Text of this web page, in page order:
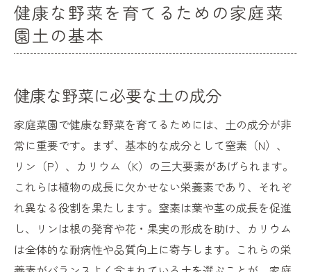
健康な野菜を育てるための家庭菜
園土の基本
健康な野菜に必要な土の成分
家庭菜園で健康な野菜を育てるためには、土の成分が非
常に重要です。まず、基本的な成分として窒素（N）、
リン（P）、カリウム（K）の三大要素があげられます。
これらは植物の成長に欠かせない栄養素であり、それぞ
れ異なる役割を果たします。窒素は葉や茎の成長を促進
し、リンは根の発育や花・果実の形成を助け、カリウム
は全体的な耐病性や品質向上に寄与します。これらの栄